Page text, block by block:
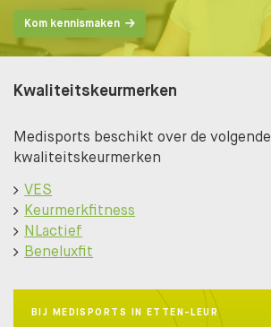
Kom kennismaken
Kwaliteitskeurmerken
Medisports beschikt over de volgende
kwaliteitskeurmerken
VES
Keurmerkfitness
NLactief
Beneluxfit
BIJ MEDISPORTS IN ETTEN-LEUR